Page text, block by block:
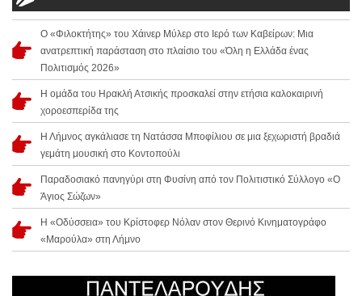
Ο «Φιλοκτήτης» του Χάινερ Μύλερ στο Ιερό των Καβείρων: Μια
ανατρεπτική παράσταση στο πλαίσιο του «Όλη η Ελλάδα ένας
Πολιτισμός 2026»
Η ομάδα του Ηρακλή Ατσικής προσκαλεί στην ετήσια καλοκαιρινή
χοροεσπερίδα της
Η Λήμνος αγκάλιασε τη Νατάσσα Μποφίλιου σε μια ξεχωριστή βραδιά
γεμάτη μουσική στο Κοντοπούλι
Παραδοσιακό πανηγύρι στη Φυσίνη από τον Πολιτιστικό Σύλλογο «Ο
Άγιος Σώζων»
Η «Οδύσσεια» του Κρίστοφερ Νόλαν στον Θερινό Κινηματογράφο
«Μαρούλα» στη Λήμνο